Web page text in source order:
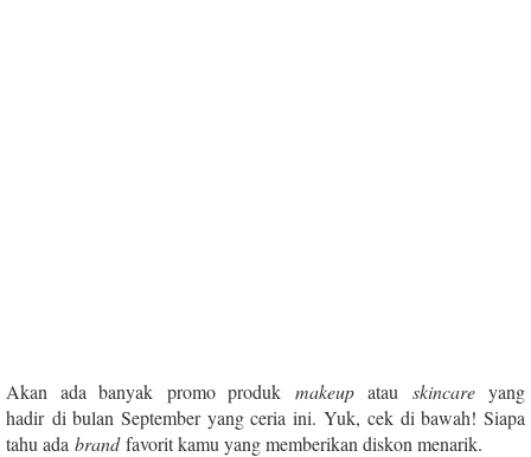
Akan ada banyak promo produk makeupatau skincareyang
hadir di bulan September yang ceria ini. Yuk, cek di bawah! Siapa
tahu ada brandfavorit kamu yang memberikan diskon menarik.